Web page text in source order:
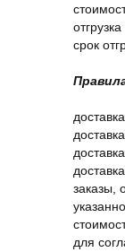
срок
заказы,
для